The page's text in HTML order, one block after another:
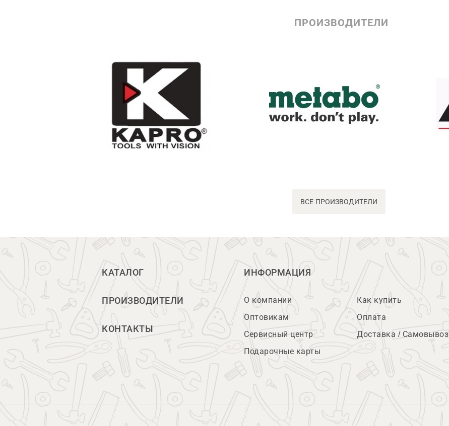
ПРОИЗВОДИТЕЛИ
ВСЕ ПРОИЗВОДИТЕЛИ
КАТАЛОГ
ПРОИЗВОДИТЕЛИ
КОНТАКТЫ
ИНФОРМАЦИЯ
О компании
Оптовикам
Сервисный центр
Подарочные карты
Как купить
Оплата
Доставка / Самовывоз